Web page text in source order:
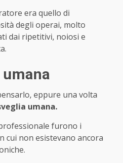
era quello di
degli operai, molto
dai ripetitivi, noiosi e
umana
eppure una volta
umana.
furono i
cui non esistevano ancora